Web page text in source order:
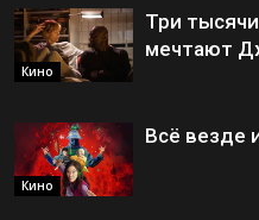
Кино
Три
мечтают
Кино
Всё везде